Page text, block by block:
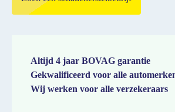
Altijd 4 jaar BOVAG garantie
Gekwalificeerd voor alle
Wij werken voor alle verzekeraars